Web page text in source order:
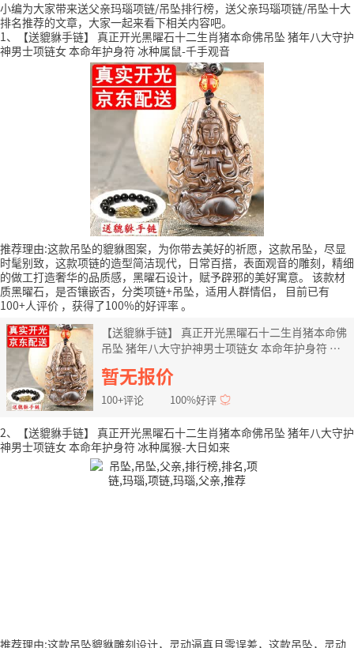
小编为大家带来送父亲玛瑙项链/吊坠排行榜，送父亲玛瑙项链/吊坠十大
排名推荐的文章，大家一起来看下相关内容吧。
1、【送貔貅手链】 真正开光黑曜石十二生肖猪本命佛吊坠 猪年八大守护
神男士项链女 本命年护身符 冰种属鼠-千手观音
推荐理由:这款吊坠的貔貅图案，为你带去美好的祈愿，这款吊坠，尽显
时髦别致，这款项链的造型简洁现代，日常百搭，表面观音的雕刻，精细
的做工打造奢华的品质感，黑曜石设计，赋予辟邪的美好寓意。 该款材
质黑曜石，是否镶嵌否，分类项链+吊坠，适用人群情侣，
目前已有
100+人评价 ，获得了100%的好评率。
【送貔貅手链】 真正开光黑曜石十二生肖猪本命佛
吊坠 猪年八大守护神男士项链女 本命年护身符 冰
种属鼠-千手观音
暂无报价
100+评论 100%好评
2、【送貔貅手链】 真正开光黑曜石十二生肖猪本命佛吊坠 猪年八大守护
神男士项链女 本命年护身符 冰种属猴-大日如来
推荐理由:这款吊坠貔貅雕刻设计，灵动逼真且零误差，这款吊坠，灵动